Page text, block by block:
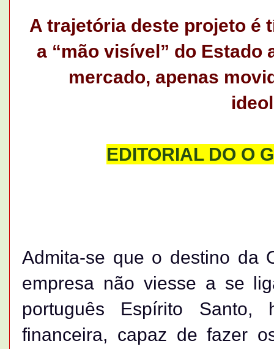
A trajetória deste projeto é
a “mão visível” do Estado
mercado, apenas
EDITORIAL DO O
Admita-se que o destino da
empresa não viesse a se
português Espírito
financeira, capaz de fazer